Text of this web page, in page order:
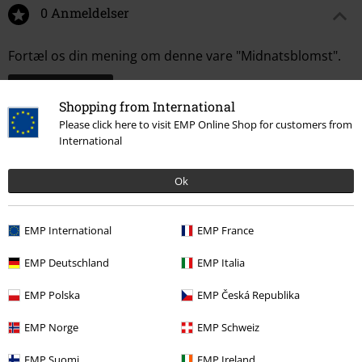
Shopping from International
Please click here to visit EMP Online Shop for customers from
International
Ok
EMP International EMP France
EMP Deutschland EMP Italia
EMP Polska EMP Česká Republika
EMP Norge EMP Schweiz
0 Anmeldelser
Fortæl os din mening om denne vare "Midnatsblomst".
More categories. More options.
Tøjmærker Smykker